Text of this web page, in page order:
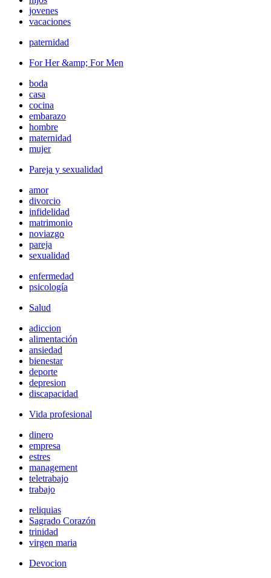
jovenes
vacaciones
paternidad
For Her &amp; For Men
boda
casa
cocina
embarazo
hombre
maternidad
mujer
Pareja y sexualidad
amor
divorcio
infidelidad
matrimonio
noviazgo
pareja
sexualidad
enfermedad
psicología
Salud
adiccion
alimentación
ansiedad
bienestar
deporte
depresion
discapacidad
Vida profesional
dinero
empresa
estres
management
teletrabajo
trabajo
reliquias
Sagrado Corazón
trinidad
virgen maria
Devocion